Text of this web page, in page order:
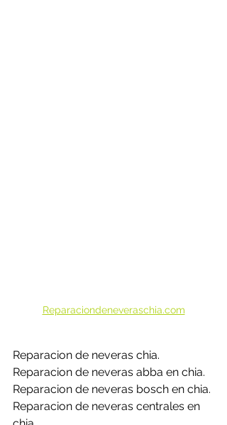
Reparaciondeneveraschia.com
Reparacion de neveras chia.
Reparacion de neveras abba en chia.
Reparacion de neveras bosch en chia.
Reparacion de neveras centrales en